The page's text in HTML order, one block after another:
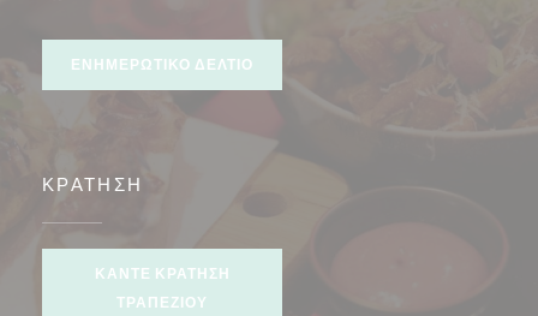
ΕΝΗΜΕΡΩΤΙΚΌ ΔΕΛΤΊΟ
ΚΡΆΤΗΣΗ
ΚΆΝΤΕ ΚΡΆΤΗΣΗ
ΤΡΑΠΕΖΙΟΎ